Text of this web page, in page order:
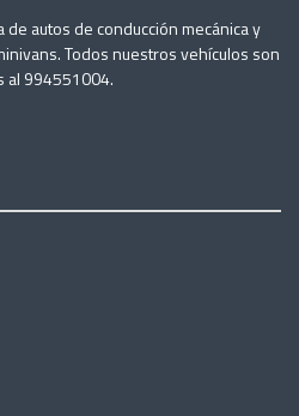
de autos de conducción mecánica y
Todos nuestros vehículos son
al 994551004.